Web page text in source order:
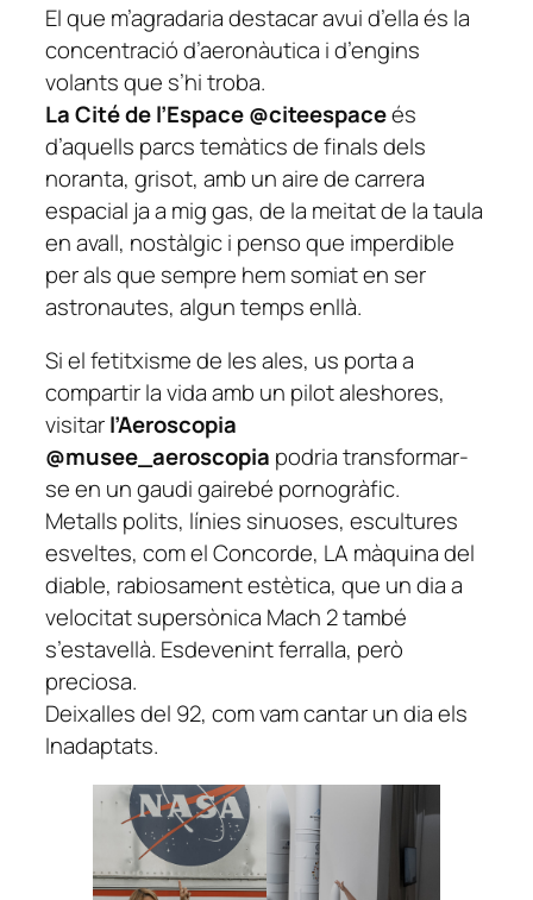
El que m’agradaria destacar avui d’ella és la
concentració d’aeronàutica id’engins
volantsque s’hi troba.
La Cité de l’Espace @citeespaceés
d’aquells parcs temàtics de finals dels
noranta, grisot, amb un aire de carrera
espacial ja a mig gas, de la meitat de la taula
en avall, nostàlgic i penso que imperdible
per als que sempre hem somiat en ser
astronautes, algun temps enllà.
Si el fetitxisme de les ales, us porta a
compartir la vida amb un pilot aleshores,
visitarl’Aeroscopia
@musee_aeroscopia podria transformar-
se en un gaudi gairebé pornogràfic.
Metalls polits, línies sinuoses, escultures
esveltes, com el Concorde, LA màquina del
diable, rabiosament estètica, que un dia a
velocitat supersònica Mach 2 també
s’estavellà. Esdevenint ferralla, però
preciosa.
Deixalles del 92, com vam cantar un dia els
Inadaptats.